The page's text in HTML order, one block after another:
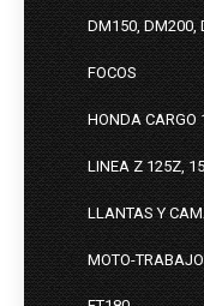
DM150, DM200,
FOCOS
HONDA CARGO
LINEA Z 125Z,
LLANTAS Y
MOTO-